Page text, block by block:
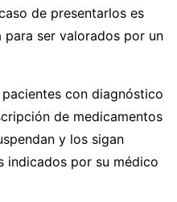
de presentarlos es
para ser valorados por un
con diagnóstico
de medicamentos
y los sigan
indicados por su médico